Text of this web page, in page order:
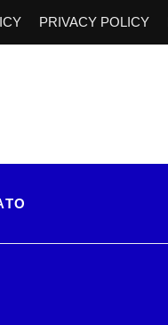
PRIVACY POLICY